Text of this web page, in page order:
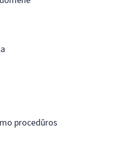
procedūros